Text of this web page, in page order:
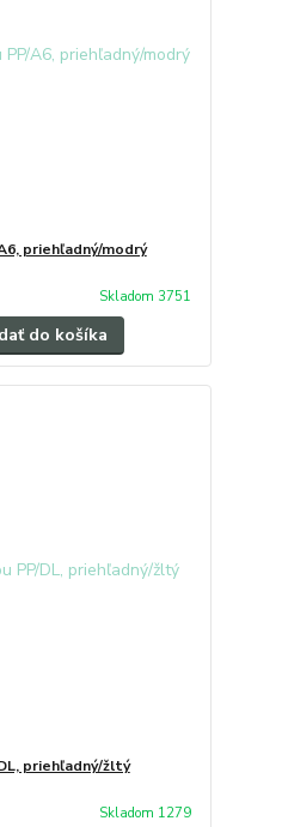
priehľadný/modrý
Skladom 3751
do košíka
priehľadný/žltý
Skladom 1279